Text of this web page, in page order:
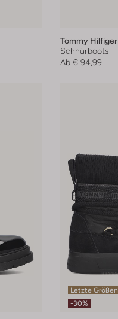
Tommy Hilfiger
Schnürboots
Ab € 94,99
Letzte Größen
-30%